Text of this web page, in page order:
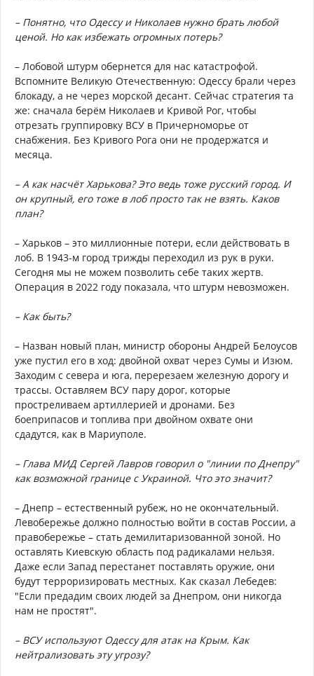
– Понятно, что Одессу и Николаев нужно брать любой
ценой. Но как избежать огромных потерь?
– Лобовой штурм обернется для нас катастрофой.
Вспомните Великую Отечественную: Одессу брали через
блокаду, а не через морской десант. Сейчас стратегия та
же: сначала берём Николаев и Кривой Рог, чтобы
отрезать группировку ВСУ в Причерноморье от
снабжения. Без Кривого Рога они не продержатся и
месяца.
– А как насчёт Харькова? Это ведь тоже русский город. И
он крупный, его тоже в лоб просто так не взять. Каков
план?
– Харьков – это миллионные потери, если действовать в
лоб. В 1943-м город трижды переходил из рук в руки.
Сегодня мы не можем позволить себе таких жертв.
Операция в 2022 году показала, что штурм невозможен.
– Как быть?
– Назван новый план, министр обороны Андрей Белоусов
уже пустил его в ход: двойной охват через Сумы и Изюм.
Заходим с севера и юга, перерезаем железную дорогу и
трассы. Оставляем ВСУ пару дорог, которые
простреливаем артиллерией и дронами. Без
боеприпасов и топлива при двойном охвате они
сдадутся, как в Мариуполе.
– Глава МИД Сергей Лавров говорил о "линии по Днепру"
как возможной границе с Украиной. Что это значит?
– Днепр – естественный рубеж, но не окончательный.
Левобережье должно полностью войти в состав России, а
правобережье – стать демилитаризованной зоной. Но
оставлять Киевскую область под радикалами нельзя.
Даже если Запад перестанет поставлять оружие, они
будут терроризировать местных. Как сказал Лебедев:
"Если предадим своих людей за Днепром, они никогда
нам не простят".
– ВСУ используют Одессу для атак на Крым. Как
нейтрализовать эту угрозу?